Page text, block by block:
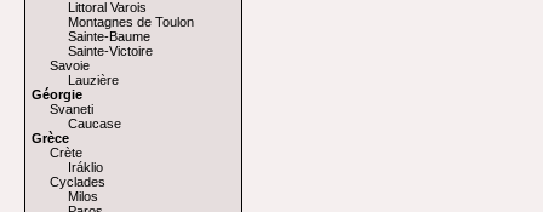
Littoral Varois
Montagnes de Toulon
Sainte-Baume
Sainte-Victoire
Savoie
Lauzière
Géorgie
Svaneti
Caucase
Grèce
Crète
Iráklio
Cyclades
Milos